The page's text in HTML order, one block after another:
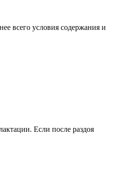
всего условия содержания и
Если после раздоя